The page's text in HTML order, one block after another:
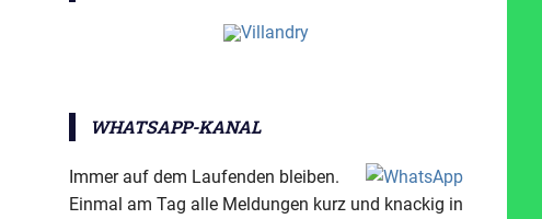
WHATSAPP-KANAL
Immer auf dem Laufenden bleiben.
Einmal am Tag alle Meldungen kurz und knackig in